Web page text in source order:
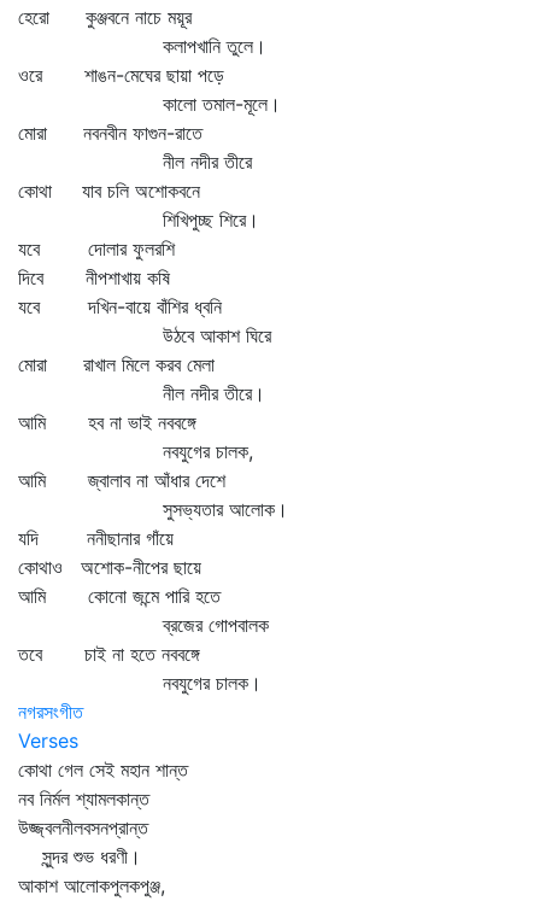
হেরো কুঞ্জবনে নাচে ময়ূর
কলাপখানি তুলে।
ওরে শাঙন-মেঘের ছায়া পড়ে
কালো তমাল-মূলে।
মোরা নবনবীন ফাগুন-রাতে
নীল নদীর তীরে
কোথা যাব চলি অশোকবনে
শিখিপুচ্ছ শিরে।
যবে দোলার ফুলরশি
দিবে নীপশাখায় কষি
যবে দখিন-বায়ে বাঁশির ধ্বনি
উঠবে আকাশ ঘিরে
মোরা রাখাল মিলে করব মেলা
নীল নদীর তীরে।
আমি হব না ভাই নববঙ্গে
নবযুগের চালক,
আমি জ্বালাব না আঁধার দেশে
সুসভ্যতার আলোক।
যদি ননীছানার গাঁয়ে
কোথাও অশোক-নীপের ছায়ে
আমি কোনো জন্মে পারি হতে
ব্রজের গোপবালক
তবে চাই না হতে নববঙ্গে
নবযুগের চালক।
নগরসংগীত
Verses
কোথা গেল সেই মহান শান্ত
নব নির্মল শ্যামলকান্ত
উজ্জ্বলনীলবসনপ্রান্ত
সুন্দর শুভ ধরণী।
আকাশ আলোকপুলকপুঞ্জ,